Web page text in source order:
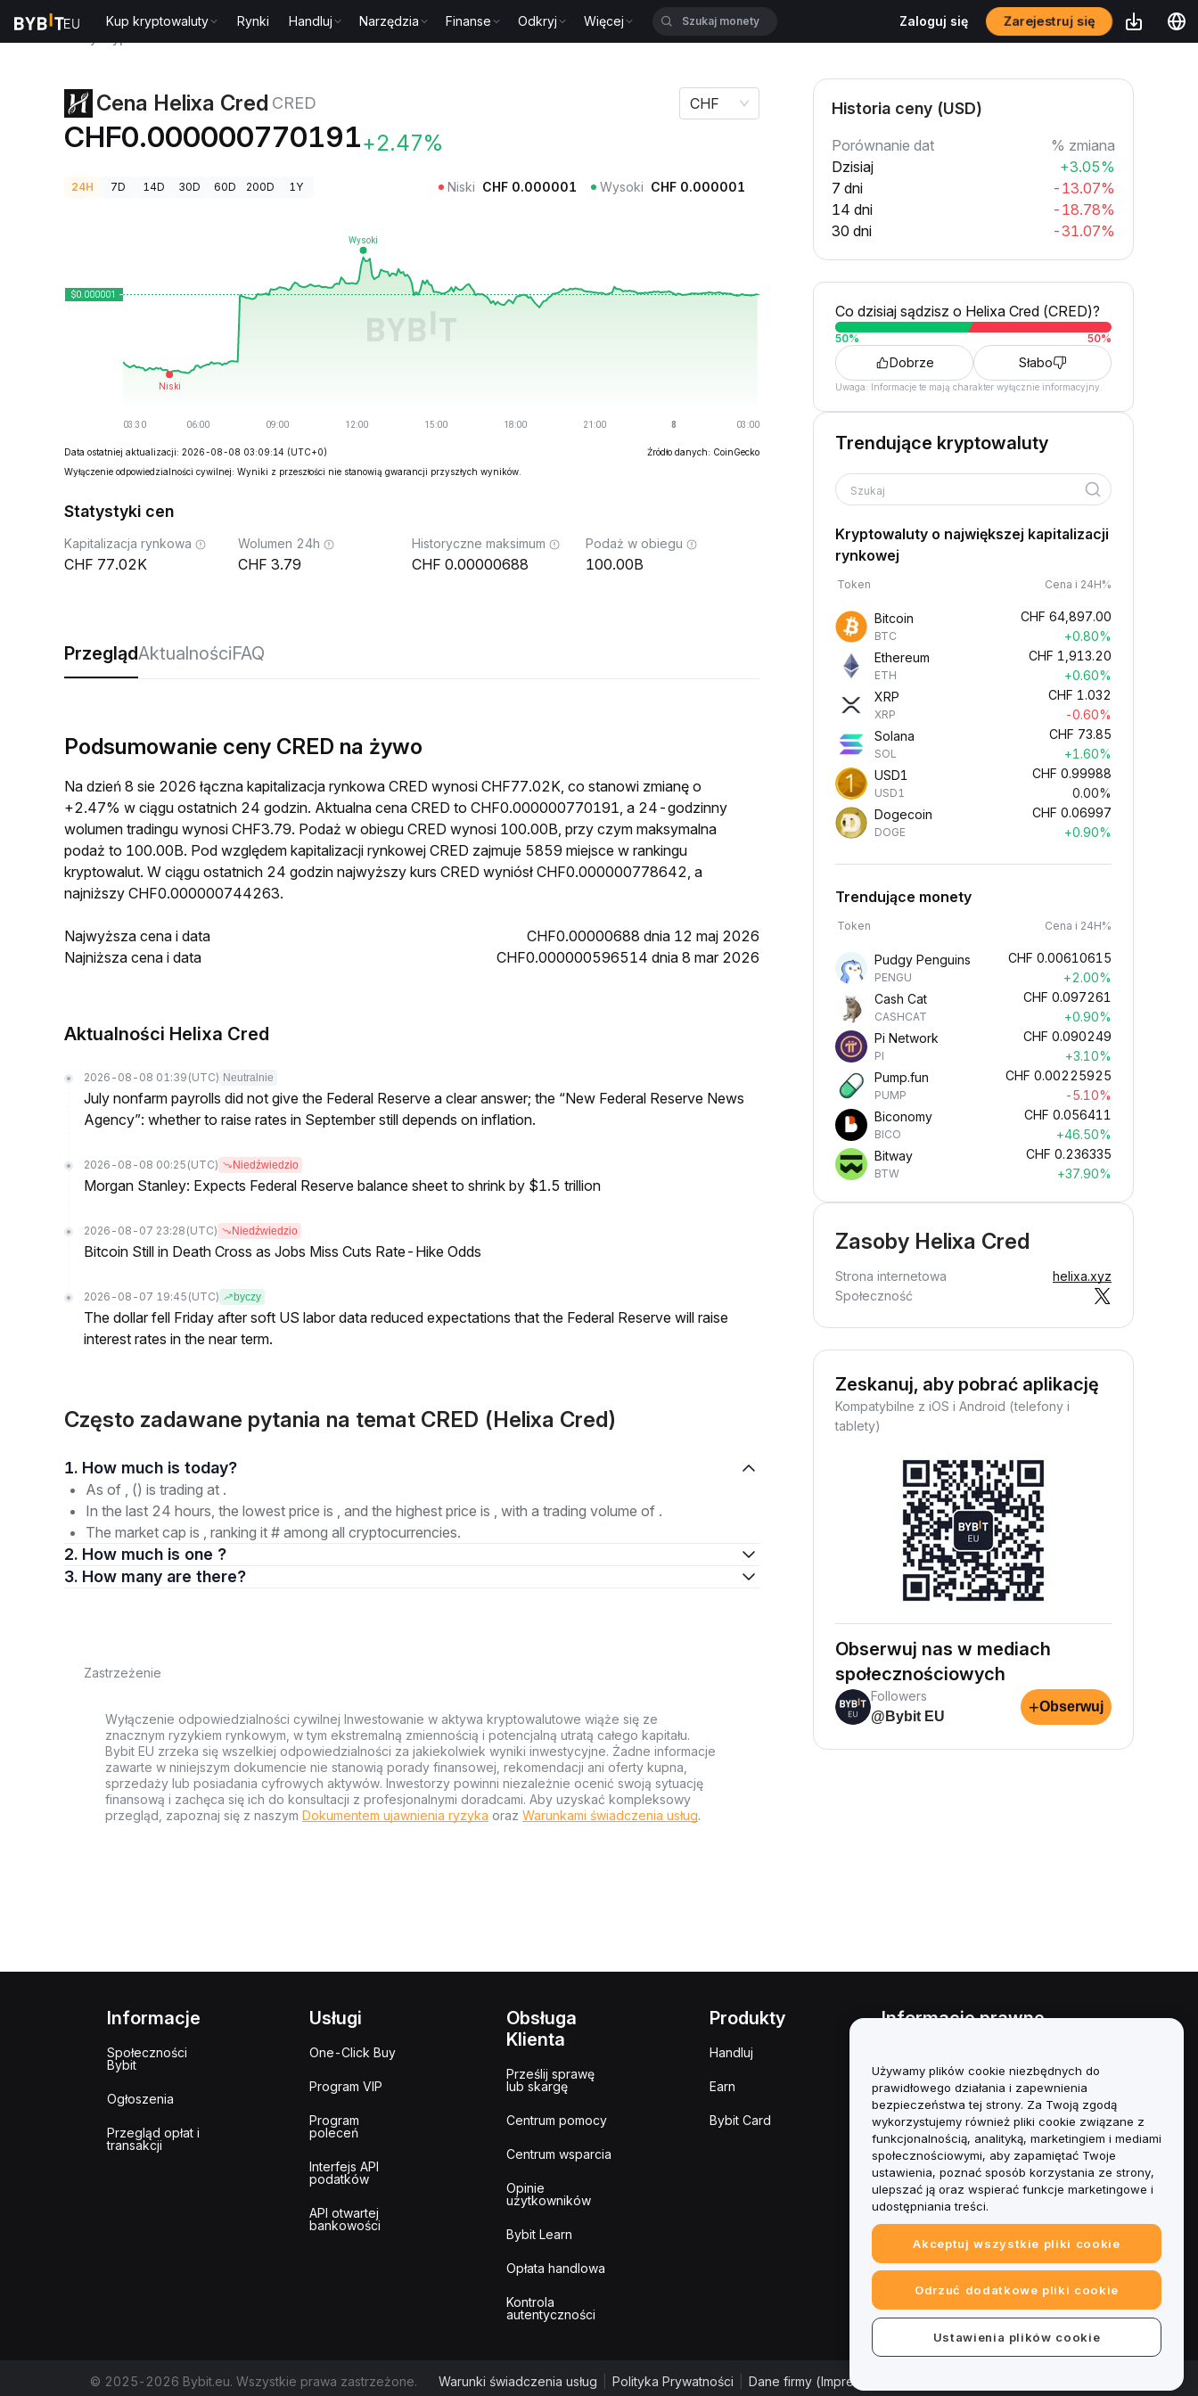
Kup kryptowaluty Rynki Handluj Narzędzia Finanse Odkryj Więcej Zaloguj się Zarejestruj się
Cena Helixa Cred CRED
CHF0.000000770191+2.47%
CHF
24H 7D 14D 30D 60D 200D 1Y Niski CHF 0.000001 Wysoki CHF 0.000001
Data ostatniej aktualizacji: 2026-08-08 03:09:14 (UTC+0)
Źródło danych: CoinGecko
Wyłączenie odpowiedzialności cywilnej: Wyniki z przeszłości nie stanowią gwarancji przyszłych wyników.
Statystyki cen
Kapitalizacja rynkowa
77.02K
Wolumen 24h
3.79
Historyczne maksimum
0.00000688
Podaż w obiegu
100.00B
PrzeglądAktualnościFAQ
Podsumowanie ceny CRED na żywo
Na dzień 8 sie 2026 łączna kapitalizacja rynkowa CRED wynosi CHF77.02K, co stanowi zmianę o
+2.47% w ciągu ostatnich 24 godzin. Aktualna cena CRED to CHF0.000000770191, a 24-godzinny
wolumen tradingu wynosi CHF3.79. Podaż w obiegu CRED wynosi 100.00B, przy czym maksymalna
podaż to 100.00B. Pod względem kapitalizacji rynkowej CRED zajmuje 5859 miejsce w rankingu
kryptowalut. W ciągu ostatnich 24 godzin najwyższy kurs CRED wyniósł CHF0.000000778642, a
najniższy CHF0.000000744263.
Najwyższa cena i data
CHF0.00000688 dnia 12 maj 2026
Najniższa cena i data
CHF0.000000596514 dnia 8 mar 2026
Aktualności Helixa Cred
2026-08-08 01:39 (UTC) Neutralnie
July nonfarm payrolls did not give the Federal Reserve a clear answer; the “New Federal Reserve News
Agency”: whether to raise rates in September still depends on inflation.
2026-08-08 00:25 (UTC) Niedźwiedzio
Morgan Stanley: Expects Federal Reserve balance sheet to shrink by $1.5 trillion
2026-08-07 23:28 (UTC) Niedźwiedzio
Bitcoin Still in Death Cross as Jobs Miss Cuts Rate-Hike Odds
2026-08-07 19:45 (UTC) byczy
The dollar fell Friday after soft US labor data reduced expectations that the Federal Reserve will raise
interest rates in the near term.
Często zadawane pytania na temat CRED (Helixa Cred)
1. How much is today?
As of , () is trading at .
In the last 24 hours, the lowest price is , and the highest price is , with a trading volume of .
The market cap is , ranking it # among all cryptocurrencies.
2. How much is one ?
3. How many are there?
Zastrzeżenie
Wyłączenie odpowiedzialności cywilnej Inwestowanie w aktywa kryptowalutowe wiąże się ze
znacznym ryzykiem rynkowym, w tym ekstremalną zmiennością i potencjalną utratą całego kapitału.
Bybit EU zrzeka się wszelkiej odpowiedzialności za jakiekolwiek wyniki inwestycyjne. Żadne informacje
zawarte w niniejszym dokumencie nie stanowią porady finansowej, rekomendacji ani oferty kupna,
sprzedaży lub posiadania cyfrowych aktywów. Inwestorzy powinni niezależnie ocenić swoją sytuację
finansową i zachęca się ich do konsultacji z profesjonalnymi doradcami. Aby uzyskać kompleksowy
przegląd, zapoznaj się z naszym Dokumentem ujawnienia ryzyka oraz Warunkami świadczenia usług.
Historia ceny (USD)
Porównanie dat
% zmiana
Dzisiaj
+3.05%
7 dni
-13.07%
14 dni
-18.78%
30 dni
-31.07%
Co dzisiaj sądzisz o Helixa Cred (CRED)?
50% 50%
Dobrze Słabo
Uwaga: Informacje te mają charakter wyłącznie informacyjny.
Trendujące kryptowaluty
Szukaj
Kryptowaluty o największej kapitalizacji
rynkowej
Token Cena i 24H%
Bitcoin
BTC
CHF 64,897.00
+0.80%
Ethereum
ETH
CHF 1,913.20
+0.60%
XRP
XRP
CHF 1.032
-0.60%
Solana
SOL
CHF 73.85
+1.60%
USD1
USD1
CHF 0.99988
0.00%
Dogecoin
DOGE
CHF 0.06997
+0.90%
Trendujące monety
Token Cena i 24H%
Pudgy Penguins
PENGU
CHF 0.00610615
+2.00%
Cash Cat
CASHCAT
CHF 0.097261
+0.90%
Pi Network
PI
CHF 0.090249
+3.10%
Pump.fun
PUMP
CHF 0.00225925
-5.10%
Biconomy
BICO
CHF 0.056411
+46.50%
Bitway
BTW
CHF 0.236335
+37.90%
Zasoby Helixa Cred
Strona internetowa
helixa.xyz
Społeczność
Zeskanuj, aby pobrać aplikację
Kompatybilne z iOS i Android (telefony i
tablety)
Obserwuj nas w mediach
społecznościowych
Followers
@Bybit EU
+Obserwuj
Informacje
Społeczności
Bybit
Ogłoszenia
Przegląd opłat i
transakcji
Usługi
One-Click Buy
Program VIP
Program
poleceń
Interfejs API
podatków
API otwartej
bankowości
Obsługa
Klienta
Prześlij sprawę
lub skargę
Centrum pomocy
Centrum wsparcia
Opinie
użytkowników
Bybit Learn
Opłata handlowa
Kontrola
autentyczności
Produkty
Handluj
Earn
Bybit Card
Informacje prawne
interesów
Podsumowanie polityki
powiernictwa i zarządzania
Informacje ESG
Biuletyny informacyjne
kryptoaktywów
© 2025-2026 Bybit.eu. Wszystkie prawa zastrzeżone. Warunki świadczenia usług Polityka Prywatności Dane firmy (Impressum)
Używamy plików cookie niezbędnych do
prawidłowego działania i zapewnienia
bezpieczeństwa tej strony. Za Twoją zgodą
wykorzystujemy również pliki cookie związane z
funkcjonalnością, analityką, marketingiem i mediami
społecznościowymi, aby zapamiętać Twoje
ustawienia, poznać sposób korzystania ze strony,
ulepszać ją oraz wspierać funkcje marketingowe i
udostępniania treści.
Akceptuj wszystkie pliki cookie
Odrzuć dodatkowe pliki cookie
Ustawienia plików cookie